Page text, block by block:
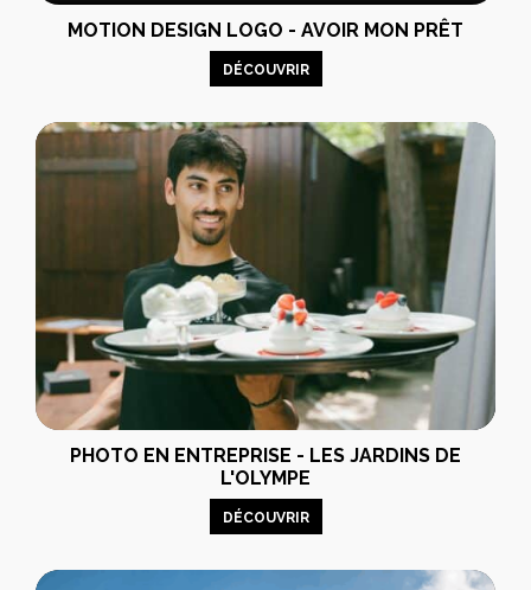
MOTION DESIGN LOGO - AVOIR MON PRÊT
DÉCOUVRIR
PHOTO EN ENTREPRISE - LES JARDINS DE
L'OLYMPE
DÉCOUVRIR